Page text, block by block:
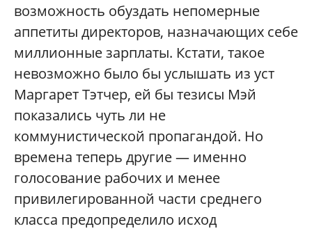
возможность обуздать непомерные
аппетиты директоров, назначающих себе
миллионные зарплаты. Кстати, такое
невозможно было бы услышать из уст
Маргарет Тэтчер, ей бы тезисы Мэй
показались чуть ли не
коммунистической пропагандой. Но
времена теперь другие — именно
голосование рабочих и менее
привилегированной части среднего
класса предопределило исход